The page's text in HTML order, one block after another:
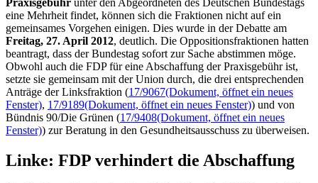
eine Mehrheit findet, können sich die Fraktionen nicht auf ein
gemeinsames Vorgehen einigen. Dies wurde in der Debatte am
Freitag, 27. April 2012, deutlich. Die Oppositionsfraktionen hatten
beantragt, dass der Bundestag sofort zur Sache abstimmen möge.
Obwohl auch die FDP für eine Abschaffung der Praxisgebühr ist,
setzte sie gemeinsam mit der Union durch, die drei entsprechenden
Anträge der Linksfraktion (17/9067(Dokument, öffnet ein neues
Fenster), 17/9189(Dokument, öffnet ein neues Fenster)) und von
Bündnis 90/Die Grünen (17/9408(Dokument, öffnet ein neues
Fenster)) zur Beratung in den Gesundheitsausschuss zu überweisen.
Linke: FDP verhindert die Abschaffung